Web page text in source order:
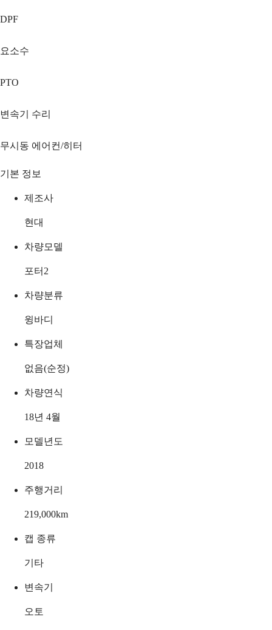
DPF
요소수
PTO
변속기 수리
무시동 에어컨/히터
기본 정보
제조사
현대
차량모델
포터2
차량분류
윙바디
특장업체
없음(순정)
차량연식
18년 4월
모델년도
2018
주행거리
219,000km
캡 종류
기타
변속기
오토